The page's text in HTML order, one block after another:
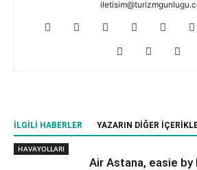
İLGILI HABERLER YAZARIN DIĞER
HAVAYOLLARI
Air Astana, easie by